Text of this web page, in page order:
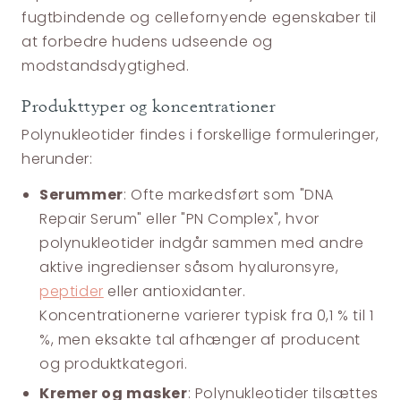
fugtbindende og cellefornyende egenskaber til
at forbedre hudens udseende og
modstandsdygtighed.
Produkttyper og koncentrationer
Polynukleotider findes i forskellige formuleringer,
herunder:
Serummer: Ofte markedsført som "DNA
Repair Serum" eller "PN Complex", hvor
polynukleotider indgår sammen med andre
aktive ingredienser såsom hyaluronsyre,
peptider eller antioxidanter.
Koncentrationerne varierer typisk fra 0,1 % til 1
%, men eksakte tal afhænger af producent
og produktkategori.
Kremer og masker: Polynukleotider tilsættes